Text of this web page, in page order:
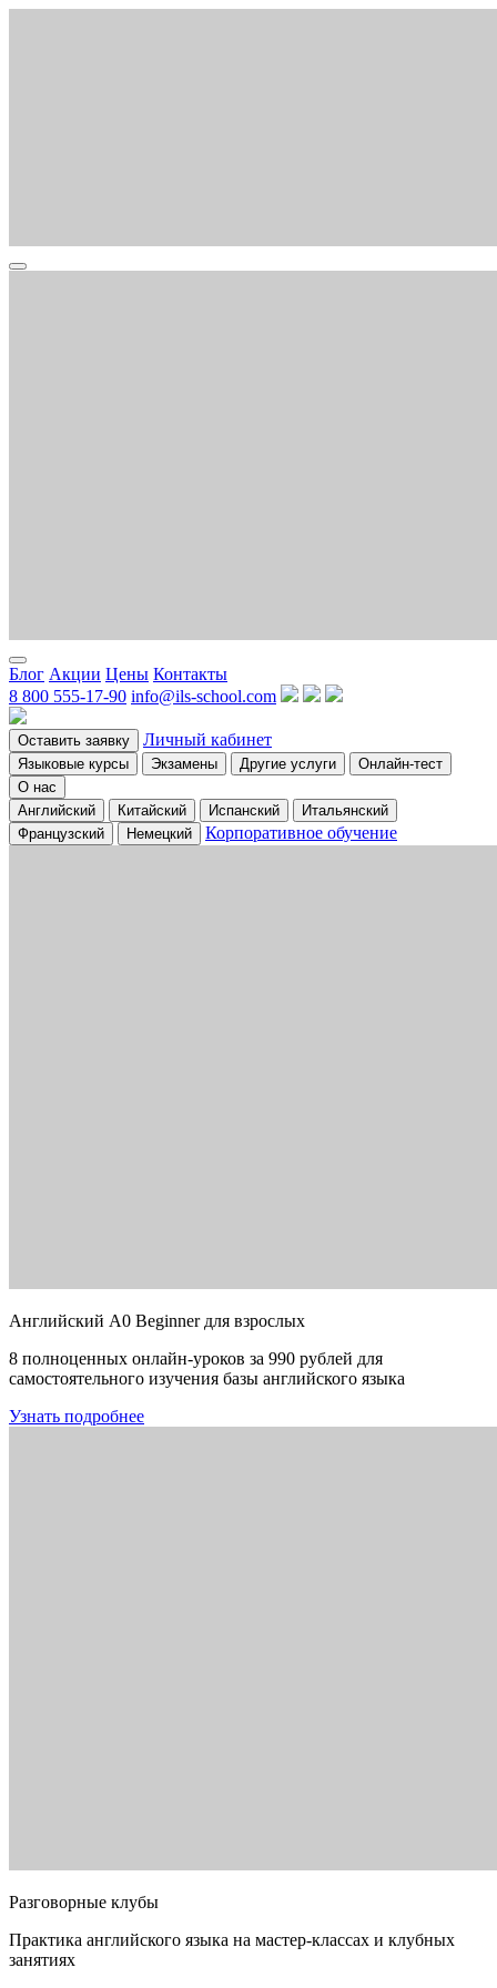
Блог Акции Цены Контакты
8 800 555-17-90 info@ils-school.com
Оставить заявку Личный кабинет
Языковые курсы Экзамены Другие услуги
Онлайн-тест
О нас
Английский
Китайский Испанский
Итальянский
Французский
Немецкий Корпоративное обучение
Английский A0 Beginner для взрослых
8 полноценных онлайн-уроков за 990 рублей для
самостоятельного изучения базы английского языка
Узнать подробнее
Разговорные клубы
Практика английского языка на мастер-классах и клубных
занятиях